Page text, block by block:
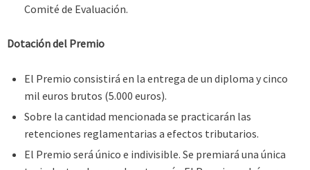
Comité de Evaluación.
Dotación del Premio
El Premio consistirá en la entrega de un diploma y cinco
mil euros brutos (5.000 euros).
Sobre la cantidad mencionada se practicarán las
retenciones reglamentarias a efectos tributarios.
El Premio será único e indivisible. Se premiará una única